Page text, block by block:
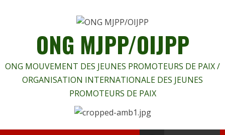
ONG MJPP/OIJPP
ONG MOUVEMENT DES JEUNES PROMOTEURS DE PAIX /
ORGANISATION INTERNATIONALE DES JEUNES
PROMOTEURS DE PAIX